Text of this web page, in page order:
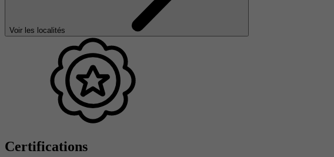
Voir les localités
Certifications